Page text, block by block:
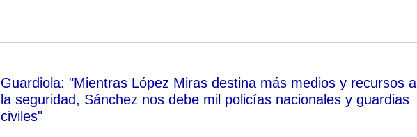
Guardiola: "Mientras López Miras destina más medios y recursos a
la seguridad, Sánchez nos debe mil policías nacionales y guardias
civiles"